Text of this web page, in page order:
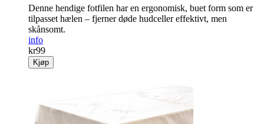
Denne hendige fotfilen har en ergonomisk, buet form som er
til­passet hælen – fjerner døde hud­celler effektivt, men
skånsomt.
info
kr99
Kjøp